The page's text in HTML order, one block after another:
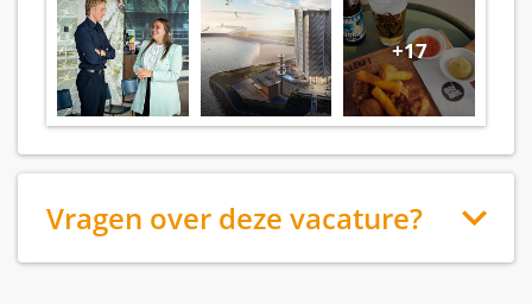
+17
Vragen over deze vacature?